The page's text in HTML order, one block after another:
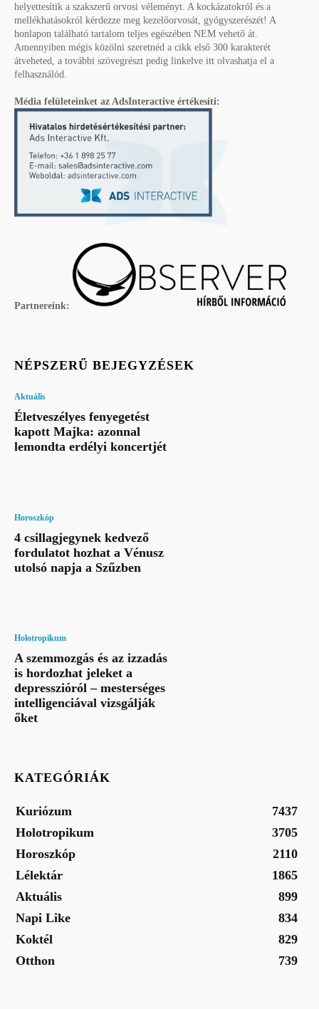
helyettesítik a szakszerű orvosi véleményt. A kockázatokról és a
mellékhatásokról kérdezze meg kezelőorvosát, gyógyszerészét! A
honlapon található tartalom teljes egészében NEM vehető át.
Amennyiben mégis közölni szeretnéd a cikk első 300 karakterét
átveheted, a további szövegrészt pedig linkelve itt olvashatja el a
felhasználód.
Média felületeinket az AdsInteractive értékesíti:
Partnereink:
NÉPSZERŰ BEJEGYZÉSEK
Aktuális
Életveszélyes fenyegetést
kapott Majka: azonnal
lemondta erdélyi koncertjét
Horoszkóp
4 csillagjegynek kedvező
fordulatot hozhat a Vénusz
utolsó napja a Szűzben
Holotropikum
A szemmozgás és az izzadás
is hordozhat jeleket a
depresszióról – mesterséges
intelligenciával vizsgálják
őket
KATEGÓRIÁK
Kuriózum
7437
Holotropikum
3705
Horoszkóp
2110
Lélektár
1865
Aktuális
899
Napi Like
834
Koktél
829
Otthon
739